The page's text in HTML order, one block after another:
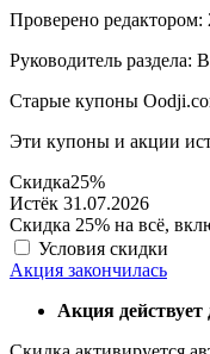
Проверено редактором:
Руководитель раздела:
Старые купоны
Эти купоны и акции
Скидка25%
Истёк 31.07.2026
Скидка 25% на всё,
Условия скидки
Акция закончилась
Акция действует